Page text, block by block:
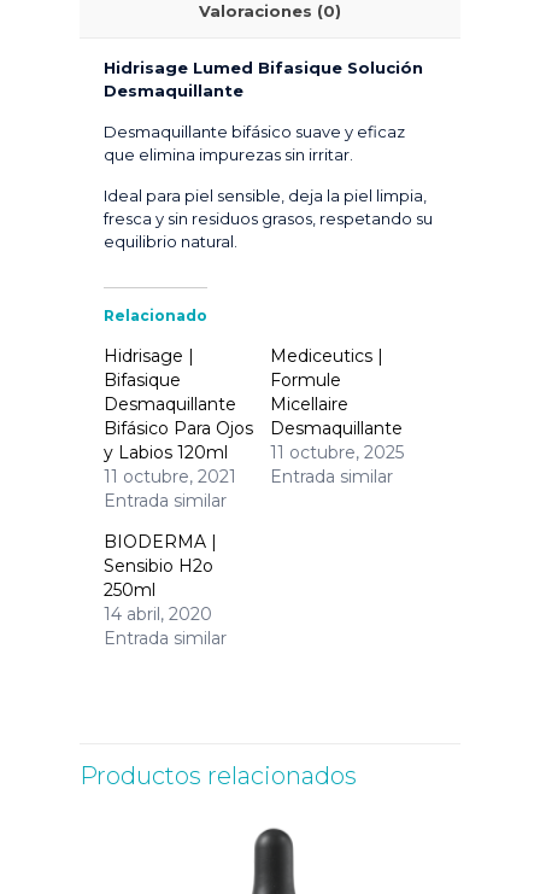
Valoraciones (0)
Hidrisage Lumed Bifasique Solución
Desmaquillante
Desmaquillante bifásico suave y eficaz
que elimina impurezas sin irritar.
Ideal para piel sensible, deja la piel limpia,
fresca y sin residuos grasos, respetando su
equilibrio natural.
Relacionado
Hidrisage |
Bifasique
Desmaquillante
Bifásico Para Ojos
y Labios 120ml
11 octubre, 2021
Entrada similar
Mediceutics |
Formule
Micellaire
Desmaquillante
11 octubre, 2025
Entrada similar
BIODERMA |
Sensibio H2o
250ml
14 abril, 2020
Entrada similar
Productos relacionados